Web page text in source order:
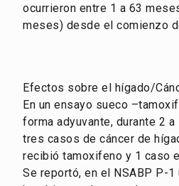
ocurrieron entre 1 a 63
meses) desde el comienzo
Efectos sobre el hígado/
En un ensayo sueco
forma adyuvante, durante 2
tres casos de cáncer de
recibió tamoxifeno y 1 caso
Se reportó, en el NSABP P-1